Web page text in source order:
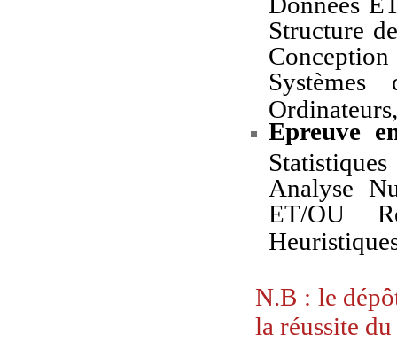
Structure
Systèmes
Epreuve
Analyse
ET/OU
N.B : le
la réussite